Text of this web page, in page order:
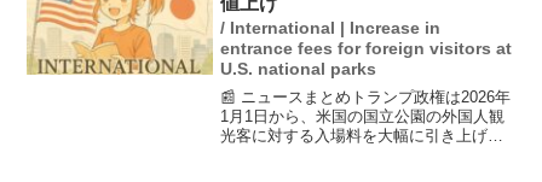
/ International | Increase in
entrance fees for foreign visitors at
U.S. national parks
📰 ニュースまとめトランプ政権は2026年
1月1日から、米国の国立公園の外国人観
光客に対する入場料を大幅に引き上げる